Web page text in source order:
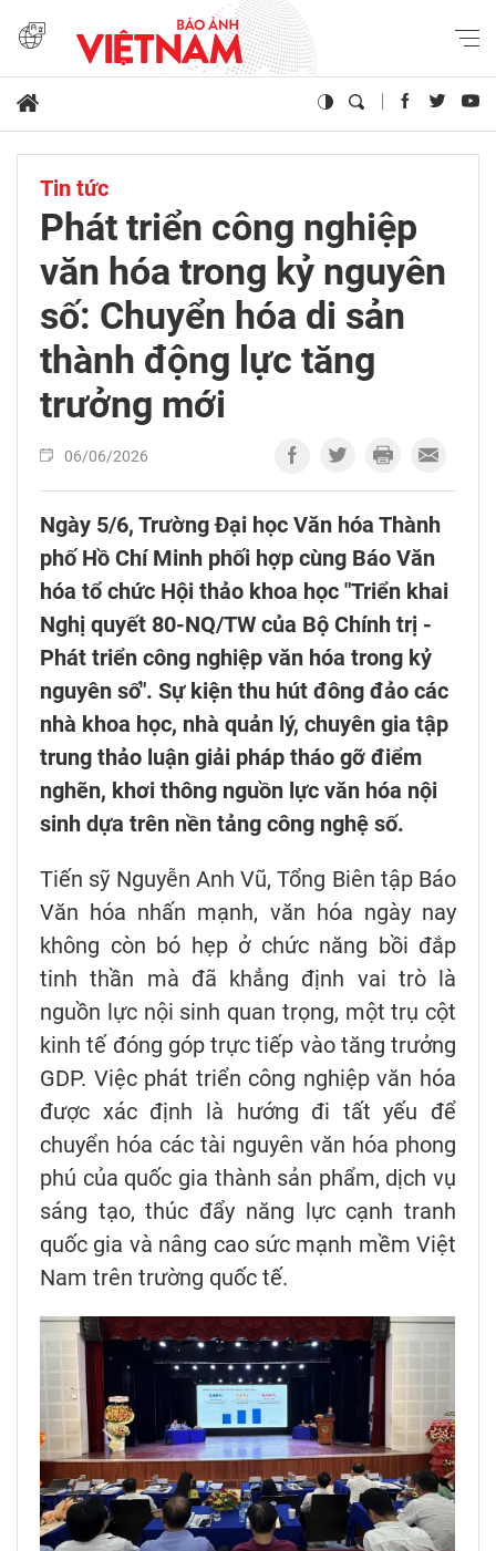
Tin tức
Phát triển công nghiệp
văn hóa trong kỷ nguyên
số: Chuyển hóa di sản
thành động lực tăng
trưởng mới
06/06/2026
Ngày 5/6, Trường Đại học Văn hóa Thành
phố Hồ Chí Minh phối hợp cùng Báo Văn
hóa tổ chức Hội thảo khoa học "Triển khai
Nghị quyết 80-NQ/TW của Bộ Chính trị -
Phát triển công nghiệp văn hóa trong kỷ
nguyên số". Sự kiện thu hút đông đảo các
nhà khoa học, nhà quản lý, chuyên gia tập
trung thảo luận giải pháp tháo gỡ điểm
nghẽn, khơi thông nguồn lực văn hóa nội
sinh dựa trên nền tảng công nghệ số.
Tiến sỹ Nguyễn Anh Vũ, Tổng Biên tập Báo
Văn hóa nhấn mạnh, văn hóa ngày nay
không còn bó hẹp ở chức năng bồi đắp
tinh thần mà đã khẳng định vai trò là
nguồn lực nội sinh quan trọng, một trụ cột
kinh tế đóng góp trực tiếp vào tăng trưởng
GDP. Việc phát triển công nghiệp văn hóa
được xác định là hướng đi tất yếu để
chuyển hóa các tài nguyên văn hóa phong
phú của quốc gia thành sản phẩm, dịch vụ
sáng tạo, thúc đẩy năng lực cạnh tranh
quốc gia và nâng cao sức mạnh mềm Việt
Nam trên trường quốc tế.